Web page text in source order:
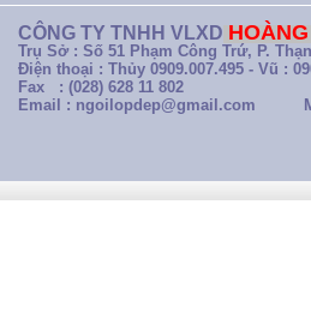
CÔNG TY TNHH VLXD
Trụ Sở : Số 51 Phạm Công Trứ, P.
Điện thoại : Thủy 0909.007.495 - Vũ :
Fax : (028) 628 11 802
Email : ngoilopdep@gmail.com